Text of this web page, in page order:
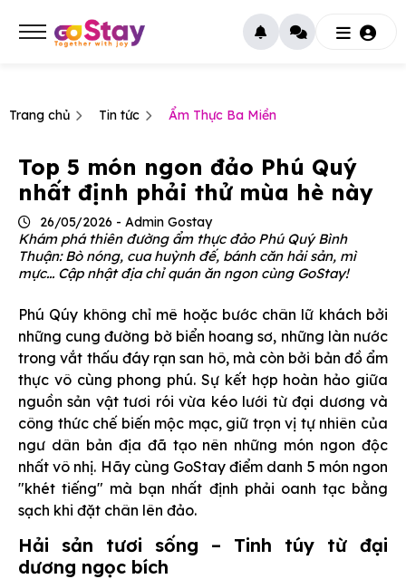
Trang chủ Tin tức Ẩm Thực Ba Miền
Top 5 món ngon đảo Phú Quý
nhất định phải thử mùa hè này
26/05/2026 - Admin Gostay
Khám phá thiên đường ẩm thực đảo Phú Quý Bình
Thuận: Bò nóng, cua huỳnh đế, bánh căn hải sản, mì
mực... Cập nhật địa chỉ quán ăn ngon cùng GoStay!
Phú Qúy không chỉ mê hoặc bước chân lữ khách bởi
những cung đường bờ biển hoang sơ, những làn nước
trong vắt thấu đáy rạn san hô, mà còn bởi bản đồ ẩm
thực vô cùng phong phú. Sự kết hợp hoàn hảo giữa
nguồn sản vật tươi rói vừa kéo lưới từ đại dương và
công thức chế biến mộc mạc, giữ trọn vị tự nhiên của
ngư dân bản địa đã tạo nên những món ngon độc
nhất vô nhị. Hãy cùng GoStay điểm danh 5 món ngon
"khét tiếng" mà bạn nhất định phải oanh tạc bằng
sạch khi đặt chân lên đảo.
Hải sản tươi sống – Tinh túy từ đại
dương ngọc bích